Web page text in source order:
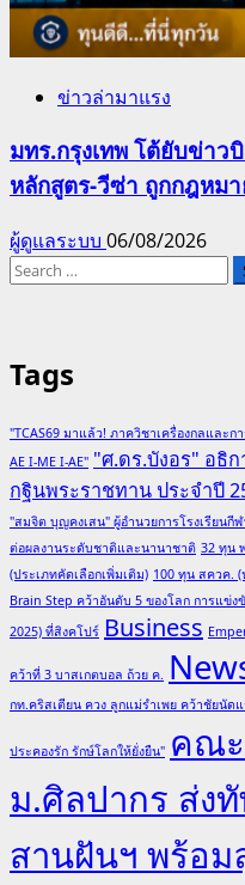
ข่าวล่ามาแรง
มทร.กรุงเทพ โต้ยับข่าว
หลักสูตร-วีซ่า ถูกกฎหม
ผู้ดูแลระบบ 06/08/2026
Search
Tags
"TCAS69 มาแล้ว! ภาควิชาเครื่องกลและ
AE I-ME I-AE" "ศ.ดร.บังอร" อธิ
กฐินพระราชทาน ประจำปี
"สมจิต บุญคงเสน" ผู้อำนวยการโรงเรียน
ต่อผลงานระดับชาติและนานาชาติ 32 ทุน
(ประเภทคัดเลือกเพิ่มเติม) 100 ทุน สควค. (
Brain Step คว้าอันดับ 5 ของโลก การแข่
2025) ที่สิงคโปร์ Business
คว้าที่ 3 บาสเกตบอล ถ้วย ค.
กท.คริสเตียน ควง ลูกแม่รำเพย คว้าชัยนั
ประคองรัก รักษ์โลกให้ยั่งยืน" คณ
ม.ศิลปากร ส่ง
สานฝันฯ พร้อ